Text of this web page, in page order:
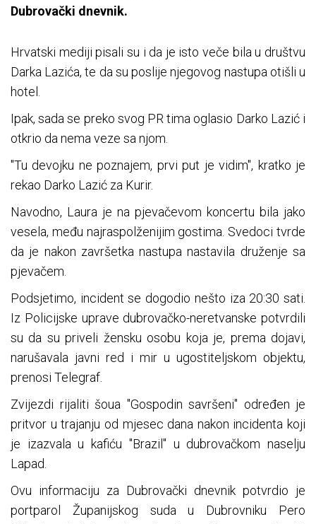
Dubrovački dnevnik.
Hrvatski mediji pisali su i da je isto veče bila u društvu
Darka Lazića, te da su poslije njegovog nastupa otišli u
hotel.
Ipak, sada se preko svog PR tima oglasio Darko Lazić i
otkrio da nema veze sa njom.
"Tu devojku ne poznajem, prvi put je vidim", kratko je
rekao Darko Lazić za Kurir.
Navodno, Laura je na pjevačevom koncertu bila jako
vesela, među najraspolženijim gostima. Svedoci tvrde
da je nakon završetka nastupa nastavila druženje sa
pjevačem.
Podsjetimo, incident se dogodio nešto iza 20:30 sati.
Iz Policijske uprave dubrovačko-neretvanske potvrdili
su da su priveli žensku osobu koja je, prema dojavi,
narušavala javni red i mir u ugostiteljskom objektu,
prenosi Telegraf.
Zvijezdi rijaliti šoua "Gospodin savršeni" određen je
pritvor u trajanju od mjesec dana nakon incidenta koji
je izazvala u kafiću "Brazil" u dubrovačkom naselju
Lapad.
Ovu informaciju za Dubrovački dnevnik potvrdio je
portparol Županijskog suda u Dubrovniku Pero